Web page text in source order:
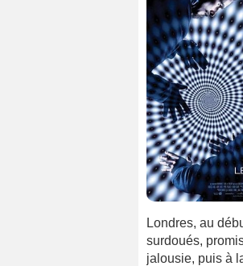
Londres, au
surdoués,
jalousie, puis à